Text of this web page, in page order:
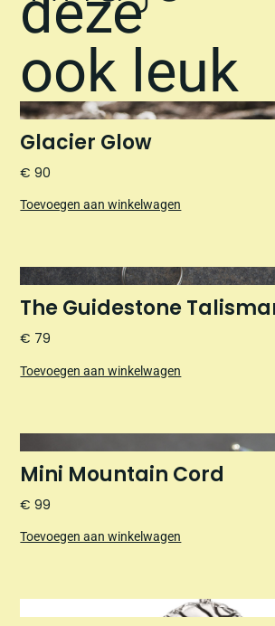
ook leuk
Glacier Glow
€ 90
Toevoegen aan winkelwagen
The Guidestone
€ 79
Toevoegen aan winkelwagen
Mini Mountain Cord
€ 99
Toevoegen aan winkelwagen